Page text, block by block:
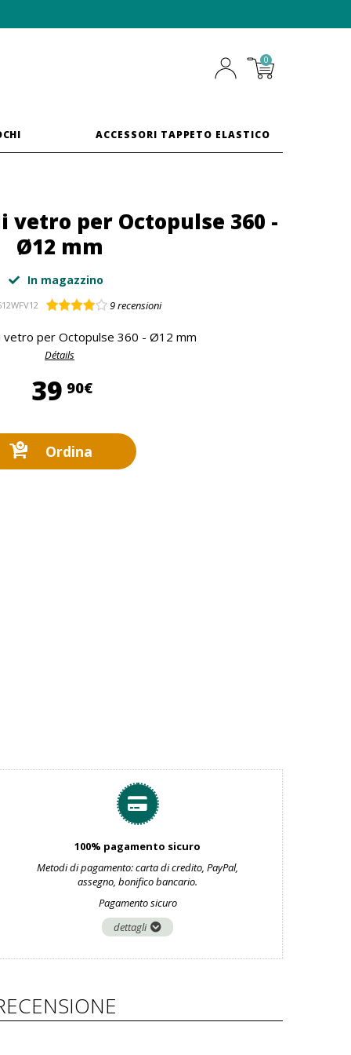
0
ACCESSORI TAPPETO ELASTICO
per Octopulse 360 -
Ø12 mm
In magazzino
9recensioni
vetro per Octopulse 360 - Ø12 mm
Détails
39 90€39,90 €
Ordina
100% pagamento sicuro
Metodi di pagamento: carta di credito, PayPal,
assegno, bonifico bancario.
Pagamento sicuro
dettagli